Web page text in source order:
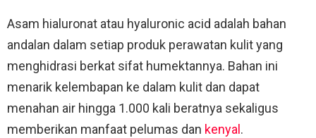
Asam hialuronat atau hyaluronic acid adalah bahan
andalan dalam setiap produk perawatan kulit yang
menghidrasi berkat sifat humektannya. Bahan ini
menarik kelembapan ke dalam kulit dan dapat
menahan air hingga 1.000 kali beratnya sekaligus
memberikan manfaat pelumas dan kenyal .